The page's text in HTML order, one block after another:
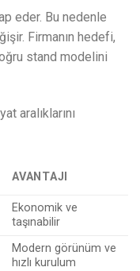
eder. Bu nedenle
Firmanın hedefi,
stand modelini
aralıklarını
AVANTAJI
Ekonomik ve
taşınabilir
Modern görünüm ve
hızlı kurulum